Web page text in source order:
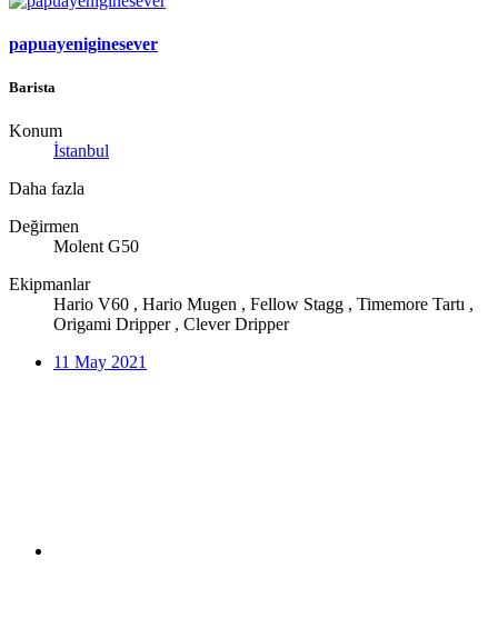
papuayeniginesever
Barista
Konum
İstanbul
Daha fazla
Değirmen
Molent G50
Ekipmanlar
Hario V60 , Hario Mugen , Fellow Stagg , Timemore Tartı ,
Origami Dripper , Clever Dripper
11 May 2021